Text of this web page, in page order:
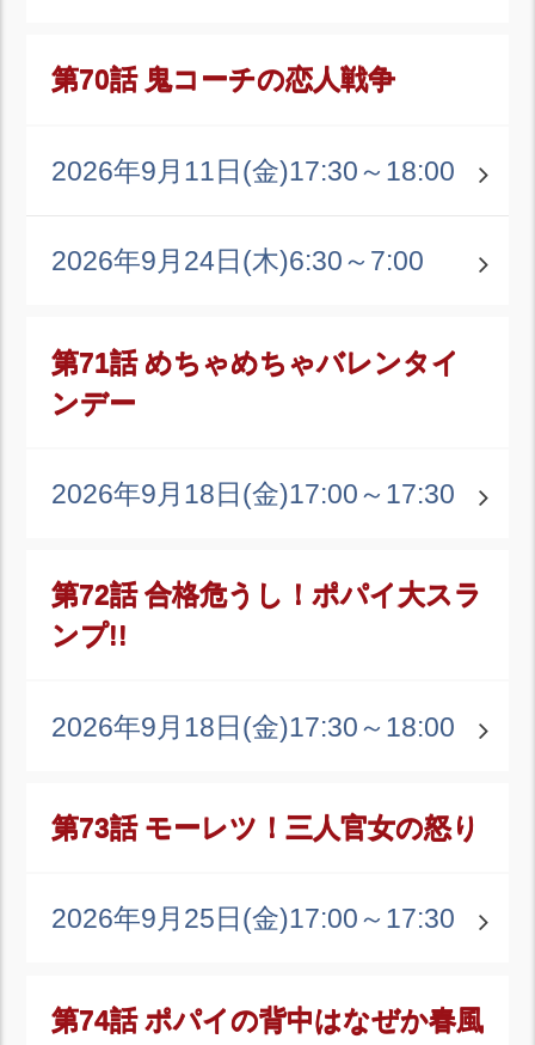
第70話 鬼コーチの恋人戦争
2026年9月11日(金)17:30～18:00
2026年9月24日(木)6:30～7:00
第71話 めちゃめちゃバレンタイ
ンデー
2026年9月18日(金)17:00～17:30
第72話 合格危うし！ポパイ大スラ
ンプ!!
2026年9月18日(金)17:30～18:00
第73話 モーレツ！三人官女の怒り
2026年9月25日(金)17:00～17:30
第74話 ポパイの背中はなぜか春風